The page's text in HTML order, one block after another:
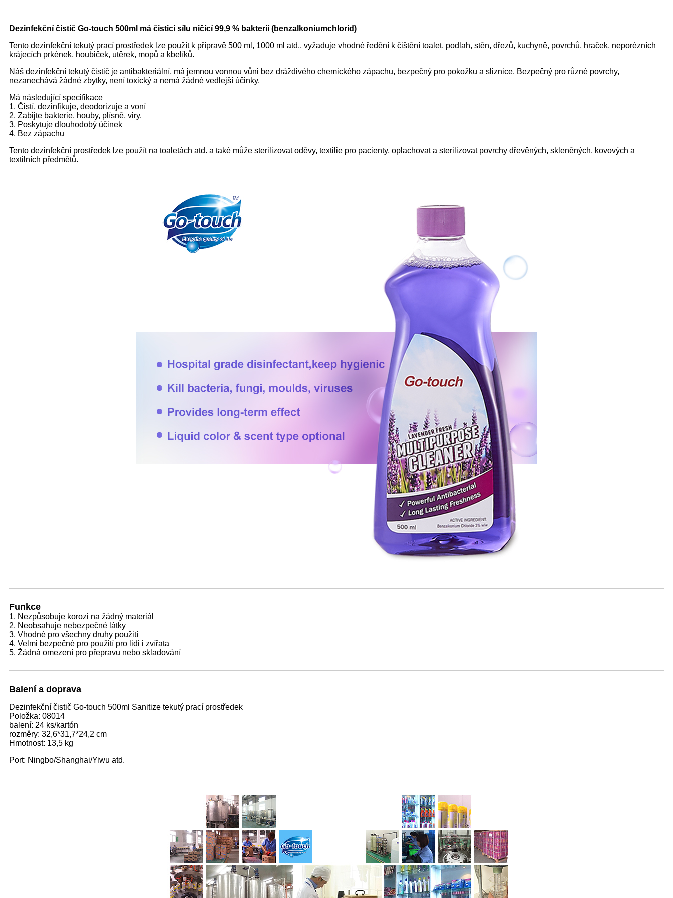
Dezinfekční čistič Go-touch 500ml má čisticí sílu ničící 99,9 % bakterií (benzalkoniumchlorid)
Tento dezinfekční tekutý prací prostředek lze použít k přípravě 500 ml, 1000 ml atd., vyžaduje vhodné ředění k čištění toalet, podlah, stěn, dřezů, kuchyně, povrchů, hraček, neporézních
krájecích prkének, houbiček, utěrek, mopů a kbelíků.
Náš dezinfekční tekutý čistič je antibakteriální, má jemnou vonnou vůni bez dráždivého chemického zápachu, bezpečný pro pokožku a sliznice. Bezpečný pro různé povrchy,
nezanechává žádné zbytky, není toxický a nemá žádné vedlejší účinky.
Má následující specifikace
1. Čistí, dezinfikuje, deodorizuje a voní
2. Zabijte bakterie, houby, plísně, viry.
3. Poskytuje dlouhodobý účinek
4. Bez zápachu
Tento dezinfekční prostředek lze použít na toaletách atd. a také může sterilizovat oděvy, textilie pro pacienty, oplachovat a sterilizovat povrchy dřevěných, skleněných, kovových a
textilních předmětů.
Funkce
1. Nezpůsobuje korozi na žádný materiál
2. Neobsahuje nebezpečné látky
3. Vhodné pro všechny druhy použití
4. Velmi bezpečné pro použití pro lidi i zvířata
5. Žádná omezení pro přepravu nebo skladování
Balení a doprava
Dezinfekční čistič Go-touch 500ml Sanitize tekutý prací prostředek
Položka: 08014
balení: 24 ks/kartón
rozměry: 32,6*31,7*24,2 cm
Hmotnost: 13,5 kg
Port: Ningbo/Shanghai/Yiwu atd.